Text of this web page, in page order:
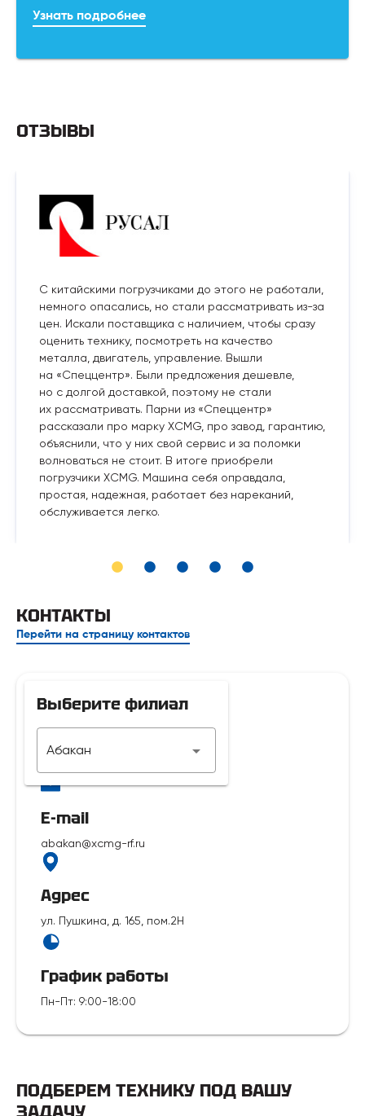
Узнать подробнее
ОТЗЫВЫ
С китайскими погрузчиками до этого не работали,
немного опасались, но стали рассматривать из-за
цен. Искали поставщика с наличием, чтобы сразу
оценить технику, посмотреть на качество
металла, двигатель, управление. Вышли
на «Спеццентр». Были предложения дешевле,
но с долгой доставкой, поэтому не стали
их рассматривать. Парни из «Спеццентр»
рассказали про марку XCMG, про завод, гарантию,
объяснили, что у них свой сервис и за поломки
волноваться не стоит. В итоге приобрели
погрузчики XCMG. Машина себя оправдала,
простая, надежная, работает без нареканий,
обслуживается легко.
КОНТАКТЫ
Перейти на страницу контактов
Выберите филиал
Абакан
Телефон
E-mail
abakan@xcmg-rf.ru
Адрес
ул. Пушкина, д. 165, пом.2Н
График работы
Пн-Пт: 9:00-18:00
ПОДБЕРЕМ ТЕХНИКУ ПОД ВАШУ
ЗАДАЧУ